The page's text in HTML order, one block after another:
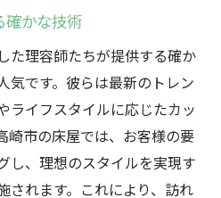
確かな技術
た理容師たちが提供する確か
気です。彼らは最新のトレン
ライフスタイルに応じたカッ
崎市の床屋では、お客様の要
し、理想のスタイルを実現す
されます。これにより、訪れ